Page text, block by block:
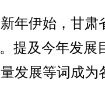
年伊始，甘肃
提及今年发展
发展等词成为